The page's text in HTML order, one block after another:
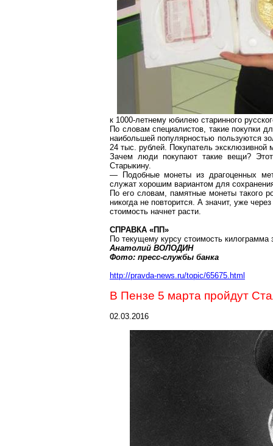
к 1000-летнему юбилею старинного
По словам специалистов, такие покупки
наибольшей популярностью пользуются
24 тыс. рублей. Покупатель
Зачем люди покупают такие вещи?
Старыкину.
— Подобные монеты из драгоценных
служат хорошим вариантом для
По его словам, памятные монеты такого
никогда не повторится. А значит, уже
стоимость начнет расти.
СПРАВКА «ПП»
По текущему курсу стоимость
Анатолий ВОЛОДИН
Фото: пресс-службы банка
http://pravda-news.ru/topic/65675.html
В Пензе 5 марта пройдут
02.03.2016